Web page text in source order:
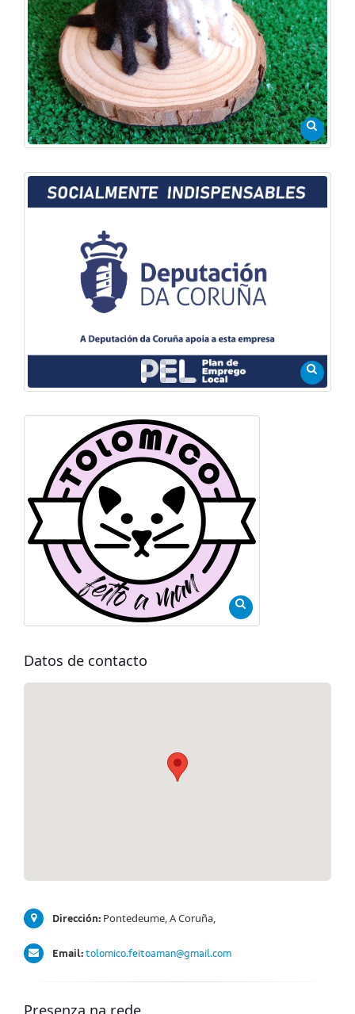
Datos de contacto
Dirección: Pontedeume, A Coruña,
Email: tolomico.feitoaman@gmail.com